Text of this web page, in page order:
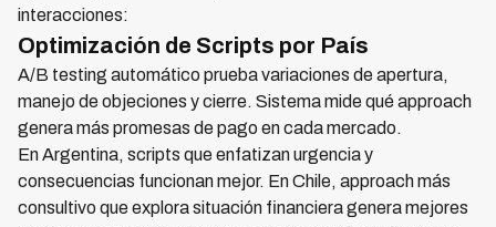
interacciones:
Optimización de Scripts por País
A/B testing automático prueba variaciones de apertura,
manejo de objeciones y cierre. Sistema mide qué approach
genera más promesas de pago en cada mercado.
En Argentina, scripts que enfatizan urgencia y
consecuencias funcionan mejor. En Chile, approach más
consultivo que explora situación financiera genera mejores